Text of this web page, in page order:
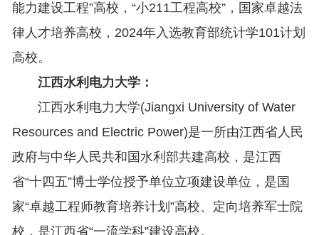
能力建设工程”高校，“小211工程高校”，国家卓越法
律人才培养高校，2024年入选教育部统计学101计划
高校。
江西水利电力大学：
江西水利电力大学(Jiangxi University of Water
Resources and Electric Power)是一所由江西省人民
政府与中华人民共和国水利部共建高校，是江西
省“十四五”博士学位授予单位立项建设单位，是国
家“卓越工程师教育培养计划”高校、定向培养军士院
校，是江西省“一流学科”建设高校。